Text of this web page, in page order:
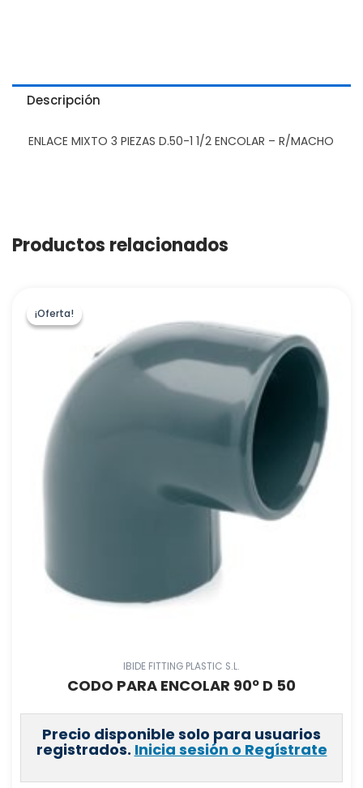
Descripción
ENLACE MIXTO 3 PIEZAS D.50-1 1/2 ENCOLAR – R/MACHO
Productos relacionados
¡Oferta!
¡Oferta!
IBIDE FITTING PLASTIC S.L.
CODO PARA ENCOLAR 90º D 50
Precio disponible solo para usuarios
registrados. Inicia sesión o Regístrate